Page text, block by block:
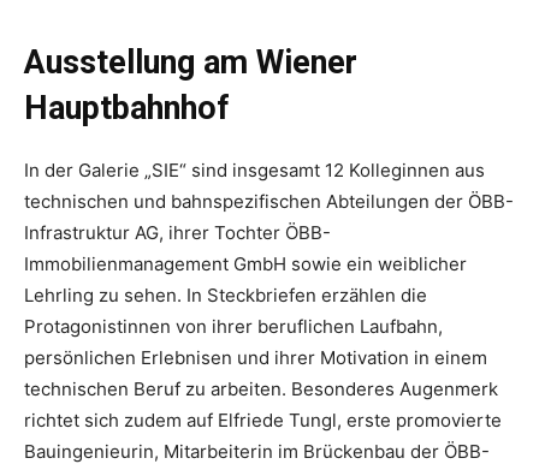
Ausstellung am Wiener
Hauptbahnhof
In der Galerie „SIE“ sind insgesamt 12 Kolleginnen aus
technischen und bahnspezifischen Abteilungen der ÖBB-
Infrastruktur AG, ihrer Tochter ÖBB-
Immobilienmanagement GmbH sowie ein weiblicher
Lehrling zu sehen. In Steckbriefen erzählen die
Protagonistinnen von ihrer beruflichen Laufbahn,
persönlichen Erlebnisen und ihrer Motivation in einem
technischen Beruf zu arbeiten. Besonderes Augenmerk
richtet sich zudem auf Elfriede Tungl, erste promovierte
Bauingenieurin, Mitarbeiterin im Brückenbau der ÖBB-